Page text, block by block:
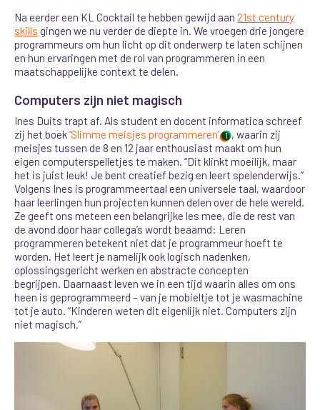
Na eerder een KL Cocktail te hebben gewijd aan 21st century
skills gingen we nu verder de diepte in. We vroegen drie jongere
programmeurs om hun licht op dit onderwerp te laten schijnen
en hun ervaringen met de rol van programmeren in een
maatschappelijke context te delen.
Computers zijn niet magisch
Ines Duits trapt af. Als student en docent informatica schreef
zij het boek‘Slimme meisjes programmeren’ 1 , waarin zij
meisjes tussen de 8 en 12 jaar enthousiast maakt om hun
eigen computerspelletjes te maken. “Dit klinkt moeilijk, maar
het is juist leuk! Je bent creatief bezig en leert spelenderwijs.”
Volgens Ines is programmeertaal een universele taal, waardoor
haar leerlingen hun projecten kunnen delen over de hele wereld.
Ze geeft ons meteen een belangrijke les mee, die de rest van
de avond door haar collega’s wordt beaamd: Leren
programmeren betekent niet dat je programmeur hoeft te
worden. Het leert je namelijk ook logisch nadenken,
oplossingsgericht werken en abstracte concepten
begrijpen. Daarnaast leven we in een tijd waarin alles om ons
heen is geprogrammeerd – van je mobieltje tot je wasmachine
tot je auto. “Kinderen weten dit eigenlijk niet. Computers zijn
niet magisch.”